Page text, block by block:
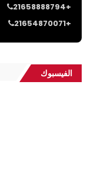
21658888794+
21654870071+
الفيسبوك